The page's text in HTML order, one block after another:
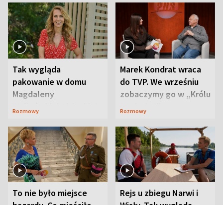
Tak wygląda
pakowanie w domu
Magdaleny
Waligórskiej-Lisieckiej.
Rozmowy
Marek Kondrat wraca
do TVP. We wrześniu
zobaczymy go w „Królu
Maciusiu I”
Rozmowy
To nie było miejsce
Rejs u zbiegu Narwi i